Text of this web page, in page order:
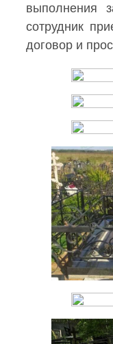
выполнения
сотрудник
договор и